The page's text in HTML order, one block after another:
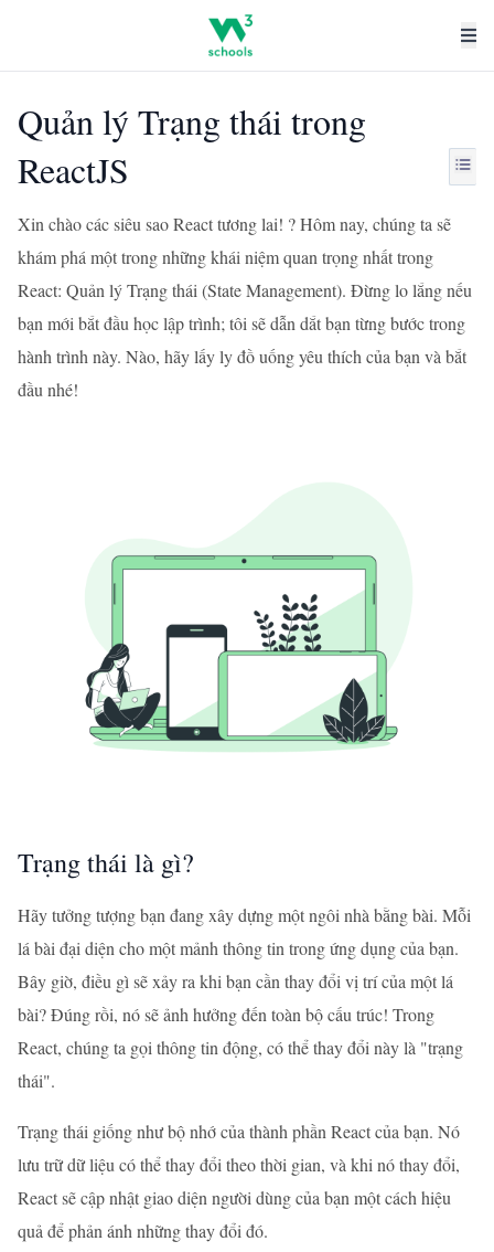
Quản lý Trạng thái trong
ReactJS
Xin chào các siêu sao React tương lai! ? Hôm nay, chúng ta sẽ
khám phá một trong những khái niệm quan trọng nhất trong
React: Quản lý Trạng thái (State Management). Đừng lo lắng nếu
bạn mới bắt đầu học lập trình; tôi sẽ dẫn dắt bạn từng bước trong
hành trình này. Nào, hãy lấy ly đồ uống yêu thích của bạn và bắt
đầu nhé!
Trạng thái là gì?
Hãy tưởng tượng bạn đang xây dựng một ngôi nhà bằng bài. Mỗi
lá bài đại diện cho một mảnh thông tin trong ứng dụng của bạn.
Bây giờ, điều gì sẽ xảy ra khi bạn cần thay đổi vị trí của một lá
bài? Đúng rồi, nó sẽ ảnh hưởng đến toàn bộ cấu trúc! Trong
React, chúng ta gọi thông tin động, có thể thay đổi này là "trạng
thái".
Trạng thái giống như bộ nhớ của thành phần React của bạn. Nó
lưu trữ dữ liệu có thể thay đổi theo thời gian, và khi nó thay đổi,
React sẽ cập nhật giao diện người dùng của bạn một cách hiệu
quả để phản ánh những thay đổi đó.